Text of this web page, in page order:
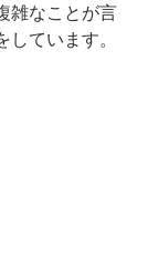
雑なことが言
ています。